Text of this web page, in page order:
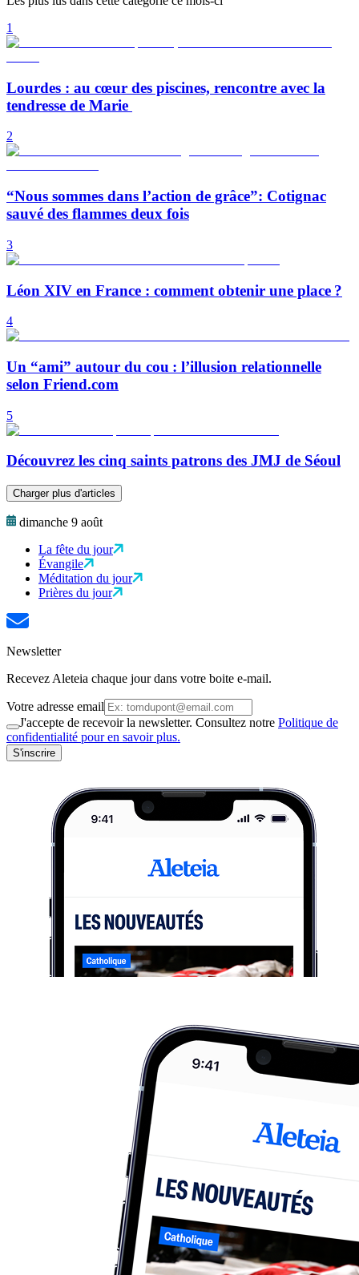
1
Lourdes : au cœur des piscines, rencontre avec la
tendresse de Marie
2
“Nous sommes dans l’action de grâce”: Cotignac
sauvé des flammes deux fois
3
Léon XIV en France : comment obtenir une place ?
4
Un “ami” autour du cou : l’illusion relationnelle
selon Friend.com
5
Découvrez les cinq saints patrons des JMJ de Séoul
Charger plus d'articles
dimanche 9 août
La fête du jour
Évangile
Méditation du jour
Prières du jour
Newsletter
Recevez Aleteia chaque jour dans votre boite e-mail.
Votre adresse email
J'accepte de recevoir la newsletter. Consultez notre Politique de
confidentialité pour en savoir plus.
S'inscrire